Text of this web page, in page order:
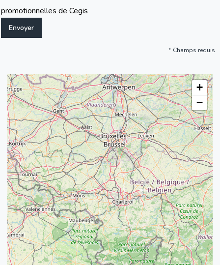
Champs requis
promotionnelles de Cegis
+
−